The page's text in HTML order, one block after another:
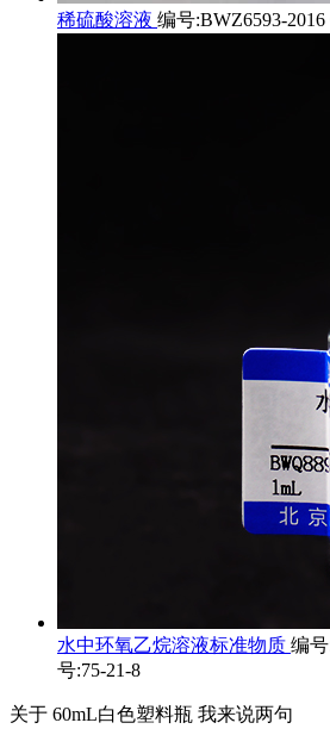
稀硫酸溶液 编号:BWZ6593-
水中环氧乙烷溶液标准物质 编
号:75-21-8
关于 60mL白色塑料瓶 我来说两句